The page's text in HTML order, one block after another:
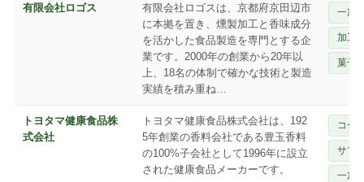
有限会社ロゴス
有限会社ロゴスは、京都府京田辺市
に本拠を置き、燻製加工と香味成分
を活かした食品製造を専門とする企
業です。2000年の創業から20年以
上、18名の体制で確かな技術と製造
実績を積み重ね…
一次
加工
菓子
トヨタマ健康食品株
式会社
トヨタマ健康食品株式会社は、192
5年創業の香料会社である豊玉香料
の100%子会社として1996年に設立
された健康食品メーカーです。
コー
サプ
一次